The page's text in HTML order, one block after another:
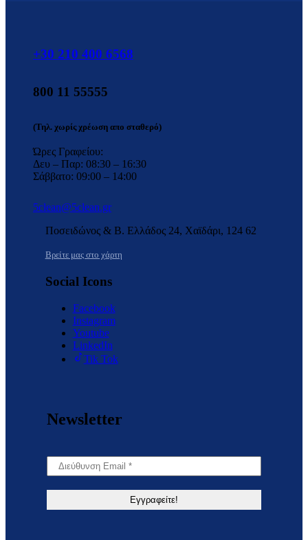
+30 210 400 6568
800 11 55555
(Τηλ. χωρίς χρέωση απο σταθερό)
Ώρες Γραφείου:
Δευ – Παρ: 08:30 – 16:30
Σάββατο: 09:00 – 14:00
5clean@5clean.gr
Ποσειδώνος & Β. Ελλάδος 24, Χαϊδάρι, 124 62
Βρείτε μας στο χάρτη
Social Icons
Facebook
Instagram
Youtube
LinkedIn
Tik Tok
Newsletter